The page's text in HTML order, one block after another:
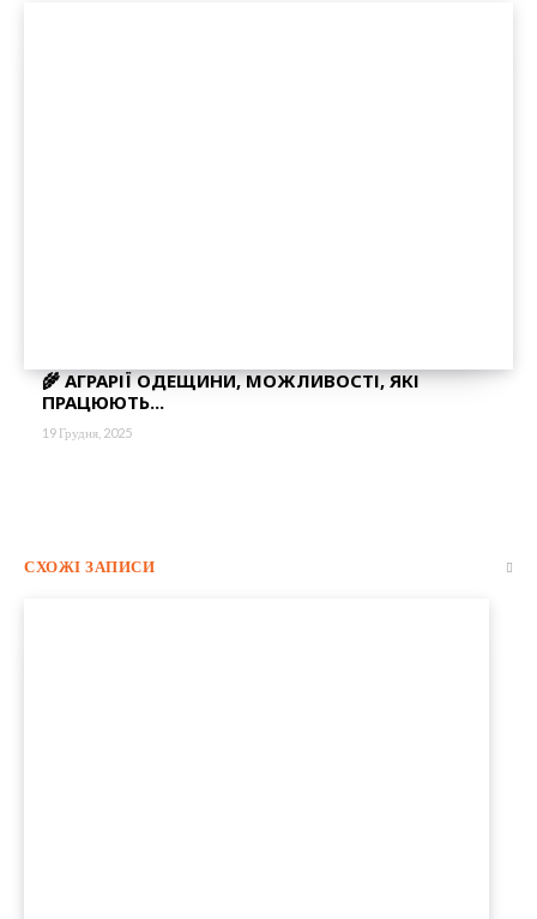
🌾 АГРАРІЇ ОДЕЩИНИ, МОЖЛИВОСТІ, ЯКІ
ПРАЦЮЮТЬ...
19 Грудня, 2025
СХОЖІ ЗАПИСИ